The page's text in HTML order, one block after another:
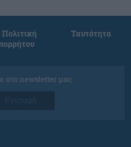
Πολιτική
Ταυτότητα
στο newsletter μας
Εγγραφή